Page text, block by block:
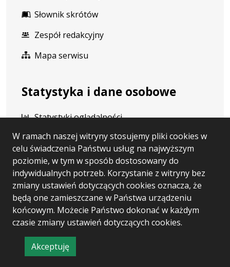
W ramach naszej witryny stosujemy pliki cookies w
celu świadczenia Państwu usług na najwyższym
poziomie, w tym w sposób dostosowany do
indywidualnych potrzeb. Korzystanie z witryny bez
zmiany ustawień dotyczących cookies oznacza, że
będą one zamieszczane w Państwa urządzeniu
końcowym. Możecie Państwo dokonać w każdym
czasie zmiany ustawień dotyczących cookies.
Akceptuję
informację
Słownik skrótów
Zespół redakcyjny
Mapa serwisu
Statystyka i dane osobowe
Statystyki oglądalności
Ostatnio dodane
Polityka prywatności
RODO
Wersja systemu: 5.7.0 [49]
Ostatnia aktualizacja BIP: 07.08.2026 13:34
CMS i hosting: Logonet Sp. z o.o. w Bydgoszczy